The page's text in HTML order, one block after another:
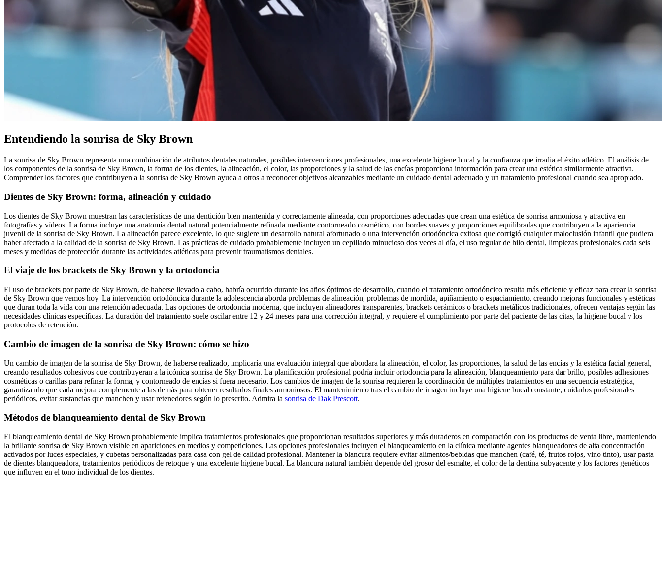
Entendiendo la sonrisa de Sky Brown
La sonrisa de Sky Brown representa una combinación de atributos dentales naturales, posibles intervenciones profesionales, una excelente higiene bucal y la confianza que irradia el éxito atlético. El análisis de
los componentes de la sonrisa de Sky Brown, la forma de los dientes, la alineación, el color, las proporciones y la salud de las encías proporciona información para crear una estética similarmente atractiva.
Comprender los factores que contribuyen a la sonrisa de Sky Brown ayuda a otros a reconocer objetivos alcanzables mediante un cuidado dental adecuado y un tratamiento profesional cuando sea apropiado.
Dientes de Sky Brown: forma, alineación y cuidado
Los dientes de Sky Brown muestran las características de una dentición bien mantenida y correctamente alineada, con proporciones adecuadas que crean una estética de sonrisa armoniosa y atractiva en
fotografías y vídeos. La forma incluye una anatomía dental natural potencialmente refinada mediante contorneado cosmético, con bordes suaves y proporciones equilibradas que contribuyen a la apariencia
juvenil de la sonrisa de Sky Brown. La alineación parece excelente, lo que sugiere un desarrollo natural afortunado o una intervención ortodóncica exitosa que corrigió cualquier maloclusión infantil que pudiera
haber afectado a la calidad de la sonrisa de Sky Brown. Las prácticas de cuidado probablemente incluyen un cepillado minucioso dos veces al día, el uso regular de hilo dental, limpiezas profesionales cada seis
meses y medidas de protección durante las actividades atléticas para prevenir traumatismos dentales.
El viaje de los brackets de Sky Brown y la ortodoncia
El uso de brackets por parte de Sky Brown, de haberse llevado a cabo, habría ocurrido durante los años óptimos de desarrollo, cuando el tratamiento ortodóncico resulta más eficiente y eficaz para crear la sonrisa
de Sky Brown que vemos hoy. La intervención ortodóncica durante la adolescencia aborda problemas de alineación, problemas de mordida, apiñamiento o espaciamiento, creando mejoras funcionales y estéticas
que duran toda la vida con una retención adecuada. Las opciones de ortodoncia moderna, que incluyen alineadores transparentes, brackets cerámicos o brackets metálicos tradicionales, ofrecen ventajas según las
necesidades clínicas específicas. La duración del tratamiento suele oscilar entre 12 y 24 meses para una corrección integral, y requiere el cumplimiento por parte del paciente de las citas, la higiene bucal y los
protocolos de retención.
Cambio de imagen de la sonrisa de Sky Brown: cómo se hizo
Un cambio de imagen de la sonrisa de Sky Brown, de haberse realizado, implicaría una evaluación integral que abordara la alineación, el color, las proporciones, la salud de las encías y la estética facial general,
creando resultados cohesivos que contribuyeran a la icónica sonrisa de Sky Brown. La planificación profesional podría incluir ortodoncia para la alineación, blanqueamiento para dar brillo, posibles adhesiones
cosméticas o carillas para refinar la forma, y contorneado de encías si fuera necesario. Los cambios de imagen de la sonrisa requieren la coordinación de múltiples tratamientos en una secuencia estratégica,
garantizando que cada mejora complemente a las demás para obtener resultados finales armoniosos. El mantenimiento tras el cambio de imagen incluye una higiene bucal constante, cuidados profesionales
periódicos, evitar sustancias que manchen y usar retenedores según lo prescrito. Admira la sonrisa de Dak Prescott.
Métodos de blanqueamiento dental de Sky Brown
El blanqueamiento dental de Sky Brown probablemente implica tratamientos profesionales que proporcionan resultados superiores y más duraderos en comparación con los productos de venta libre, manteniendo
la brillante sonrisa de Sky Brown visible en apariciones en medios y competiciones. Las opciones profesionales incluyen el blanqueamiento en la clínica mediante agentes blanqueadores de alta concentración
activados por luces especiales, y cubetas personalizadas para casa con gel de calidad profesional. Mantener la blancura requiere evitar alimentos/bebidas que manchen (café, té, frutos rojos, vino tinto), usar pasta
de dientes blanqueadora, tratamientos periódicos de retoque y una excelente higiene bucal. La blancura natural también depende del grosor del esmalte, el color de la dentina subyacente y los factores genéticos
que influyen en el tono individual de los dientes.